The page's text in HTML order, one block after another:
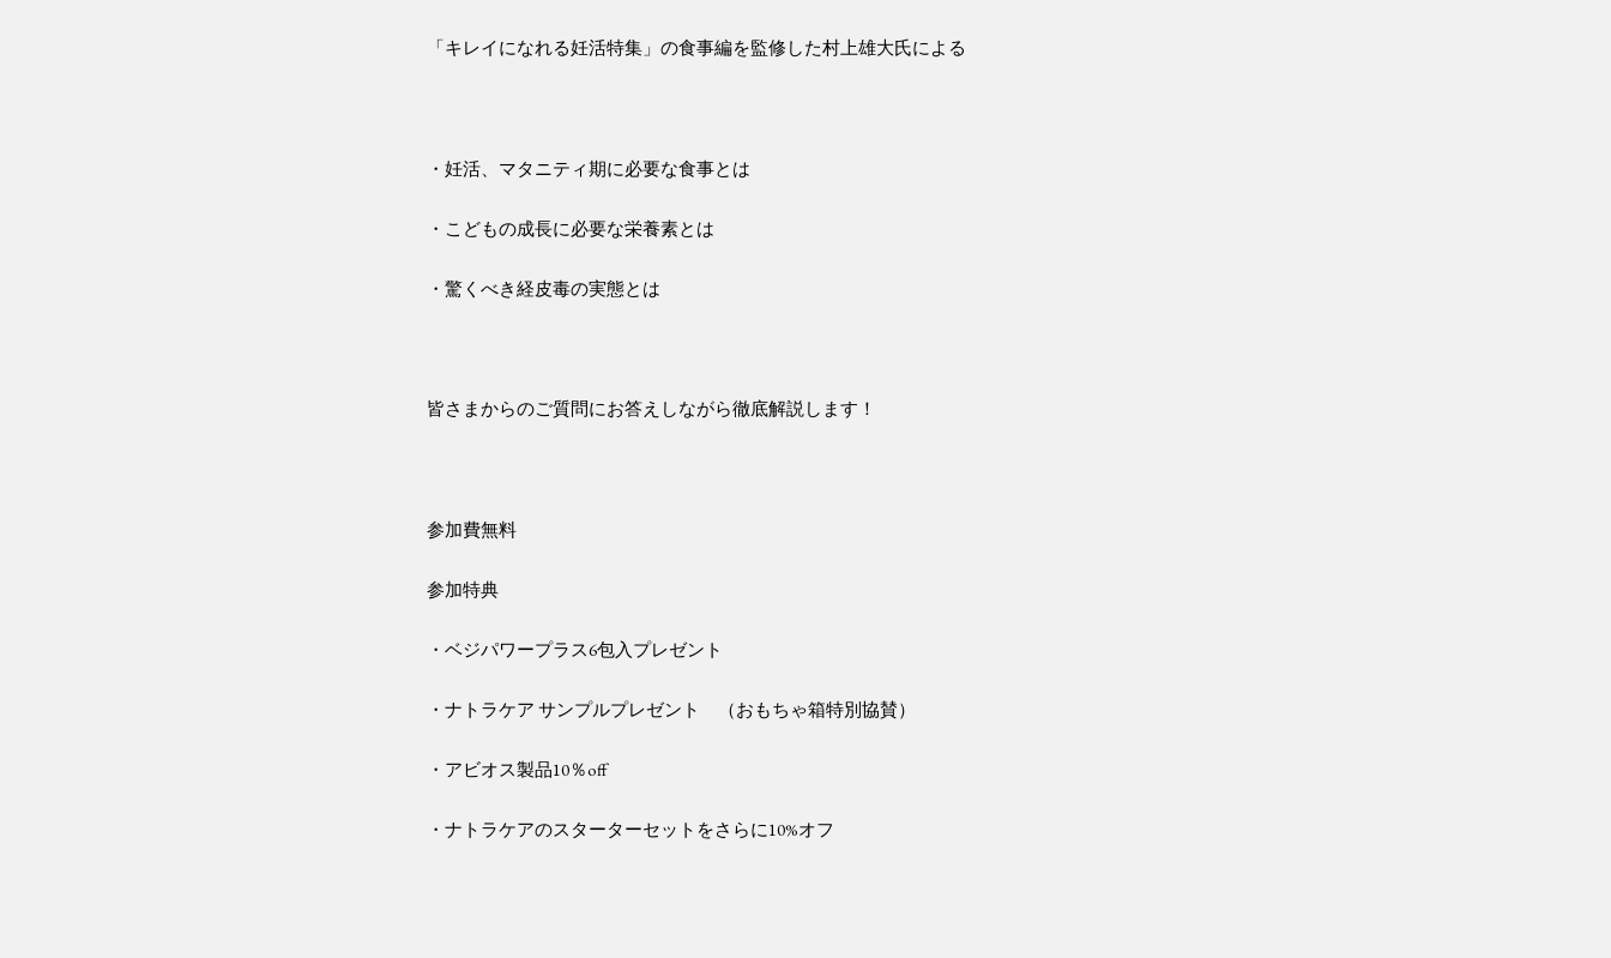
「キレイになれる妊活特集」の食事編を監修した村上雄大氏による
・妊活、マタニティ期に必要な食事とは
・こどもの成長に必要な栄養素とは
・驚くべき経皮毒の実態とは
皆さまからのご質問にお答えしながら徹底解説します！
参加費無料
参加特典
・ベジパワープラス6包入プレゼント
・ナトラケア サンプルプレゼント （おもちゃ箱特別協賛）
・アビオス製品10％off
・ナトラケアのスターターセットをさらに10%オフ